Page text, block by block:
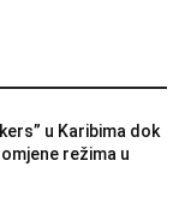
u Karibima dok
režima u